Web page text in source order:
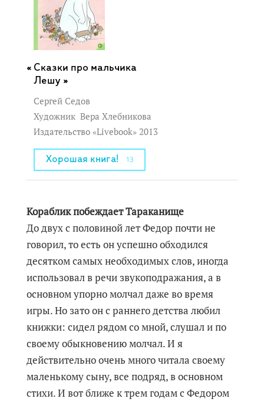
Сказки про мальчика
Лешу »
Сергей Седов
Художник Вера Хлебникова
Издательство «Livebook» 2013
Хорошая книга! 13
Кораблик побеждает Тараканище
До двух с половиной лет Федор почти не
говорил, то есть он успешно обходился
десятком самых необходимых слов, иногда
использовал в речи звукоподражания, а в
основном упорно молчал даже во время
игры. Но зато он с раннего детства любил
книжки: сидел рядом со мной, слушал и по
своему обыкновению молчал. И я
действительно очень много читала своему
маленькому сыну, все подряд, в основном
стихи. И вот ближе к трем годам с Федором